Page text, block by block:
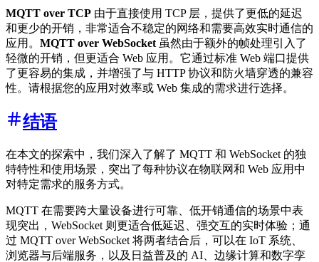
MQTT over TCP 由于直接使用 TCP 层，提供了更低的延迟
和更少的开销，非常适合不稳定的网络和需要高效实时通信的
应用。 MQTT over WebSocket 虽然由于额外的帧处理引入了
轻微的开销，但更适合 Web 应用。它通过标准 Web 端口提供
了更容易的集成，并增强了与 HTTP 协议和防火墙穿透的兼容
性。请根据您的应用对效率或 Web 集成的需求进行选择。
结语
在本文的探索中，我们深入了解了 MQTT 和 WebSocket 的独
特特性和使用场景，突出了每种协议在物联网和 Web 应用中
对特定需求的服务方式。
MQTT 在需要跨大量设备进行可靠、低开销通信的场景中表
现突出，WebSocket 则更适合低延迟、强交互的实时体验；通
过 MQTT over WebSocket 将两者结合后，可以在 IoT 系统、
浏览器与后端服务，以及日益普及的 AI、边缘计算和数字孪